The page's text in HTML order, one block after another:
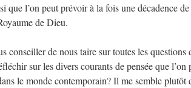
que l’on peut prévoir à la fois une décadence
de Dieu.
conseiller de nous taire sur toutes les questions
sur les divers courants de pensée que l’on
le monde contemporain? Il me semble plutôt